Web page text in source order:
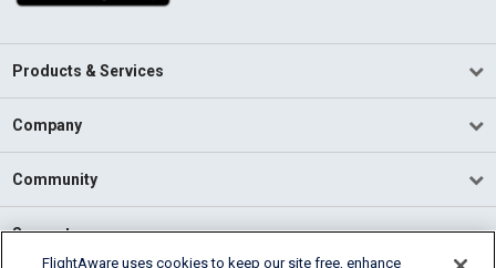
Products & Services
Company
Community
Support
FlightAware uses cookies to keep our site free, enhance